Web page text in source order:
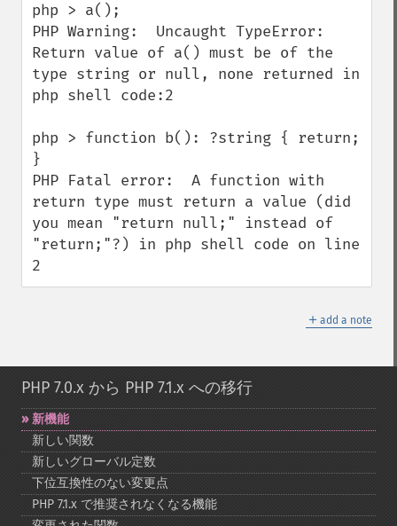
php > a();
PHP Warning:  Uncaught TypeError:
Return value of a() must be of the
type string or null, none returned in
php shell code:2
php > function b(): ?string { return;
}
PHP Fatal error:  A function with
return type must return a value (did
you mean "return null;" instead of
"return;"?) in php shell code on line
2
＋ add a note
PHP 7.0.x から PHP 7.1.x への移行
新機能
新しい関数
新しいグローバル定数
下位互換性のない変更点
PHP 7.1.x で推奨されなくなる機能